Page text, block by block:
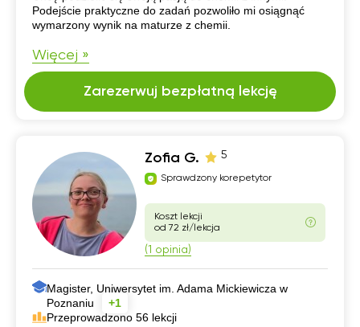
Podejście praktyczne do zadań pozwoliło mi osiągnąć
wymarzony wynik na maturze z chemii.
Więcej »
Zarezerwuj bezpłatną lekcję
Zofia G. 5
Sprawdzony korepetytor
Koszt lekcji
od 72 zł/lekcja
(1 opinia)
Magister, Uniwersytet im. Adama Mickiewicza w
Poznaniu
+1
Przeprowadzono 56 lekcji